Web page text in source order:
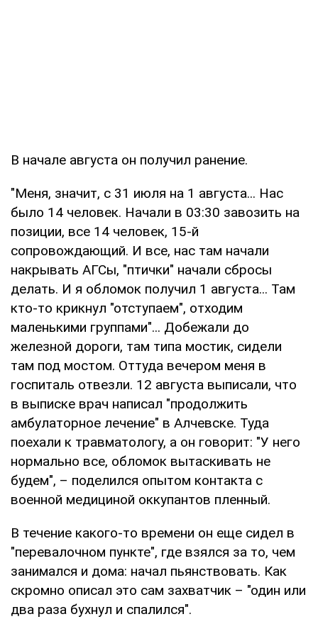
В начале августа он получил ранение.
"Меня, значит, с 31 июля на 1 августа... Нас
было 14 человек. Начали в 03:30 завозить на
позиции, все 14 человек, 15-й
сопровождающий. И все, нас там начали
накрывать АГСы, "птички" начали сбросы
делать. И я обломок получил 1 августа... Там
кто-то крикнул "отступаем", отходим
маленькими группами"... Добежали до
железной дороги, там типа мостик, сидели
там под мостом. Оттуда вечером меня в
госпиталь отвезли. 12 августа выписали, что
в выписке врач написал "продолжить
амбулаторное лечение" в Алчевске. Туда
поехали к травматологу, а он говорит: "У него
нормально все, обломок вытаскивать не
будем", – поделился опытом контакта с
военной медициной оккупантов пленный.
В течение какого-то времени он еще сидел в
"перевалочном пункте", где взялся за то, чем
занимался и дома: начал пьянствовать. Как
скромно описал это сам захватчик – "один или
два раза бухнул и спалился".